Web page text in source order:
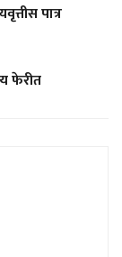
पात्र
फेरीत